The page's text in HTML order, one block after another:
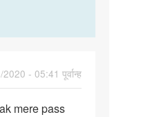
- 05:41 पूर्वान्ह
mere pass